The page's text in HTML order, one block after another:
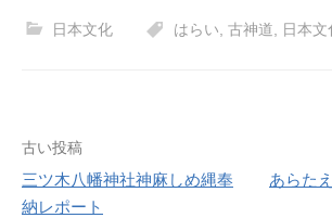
c
o
k
st
ail
日本文化 はらい 古神道 日本文
投
稿
古い投稿
三ツ木八幡神社神麻しめ縄奉
納レポート
あらた